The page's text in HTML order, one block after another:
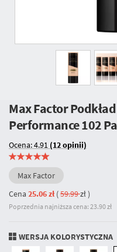
Max Factor
Performance102
Ocena: 4.91 (12 opinii)
Max Factor
Cena 25.06 zł(59.99zł)
Poprzednia najniższa cena: 23.90 zł
WERSJA KOLORYSTYCZNA